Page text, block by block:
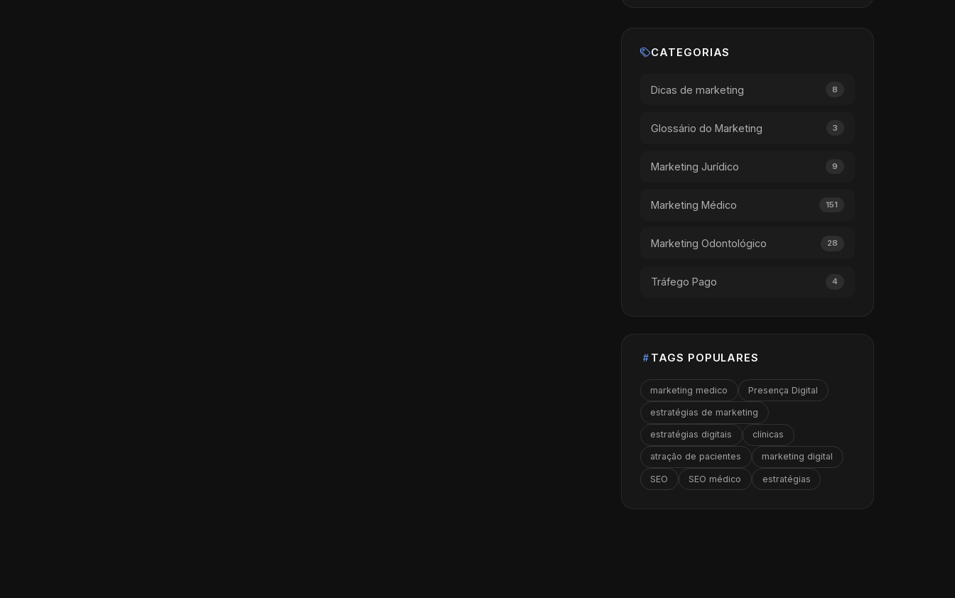
CATEGORIAS
Dicas de marketing 8
Glossário do Marketing 3
Marketing Jurídico 9
Marketing Médico 151
Marketing Odontológico 28
Tráfego Pago 4
TAGS POPULARES
marketing medico Presença Digital
estratégias de marketing
estratégias digitais clínicas
atração de pacientes marketing digital
SEO SEO médico estratégias